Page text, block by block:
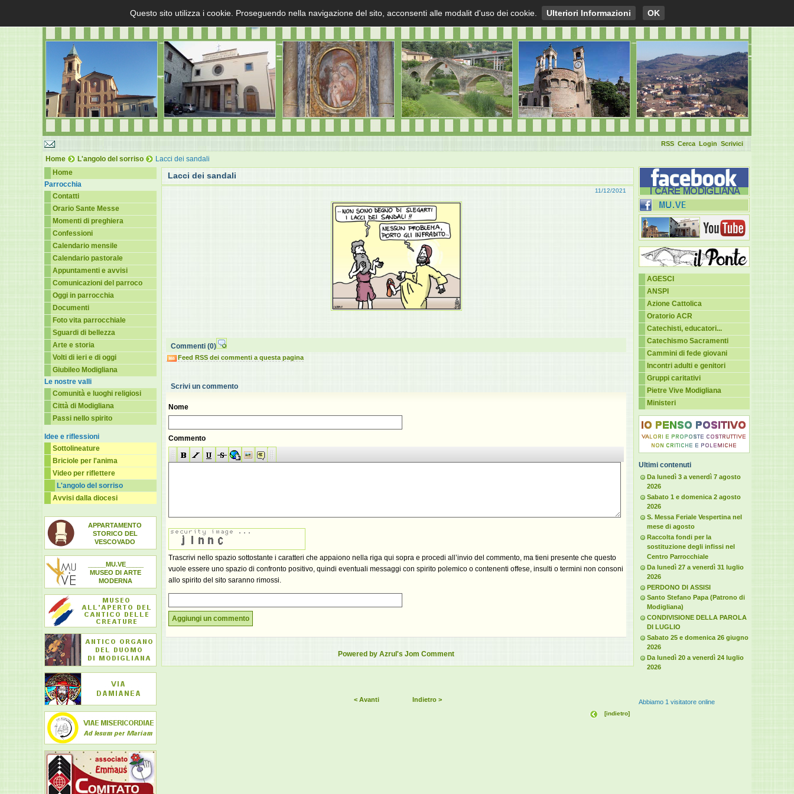
Scrivici
Login
Cerca
RSS
Home L'angolo del sorriso
Lacci dei sandali
Home
Parrocchia
Contatti
Orario Sante Messe
Momenti di preghiera
Confessioni
Calendario mensile
Calendario pastorale
Appuntamenti e avvisi
Comunicazioni del parroco
Oggi in parrocchia
Documenti
Foto vita parrocchiale
Sguardi di bellezza
Arte e storia
Volti di ieri e di oggi
Giubileo Modigliana
Le nostre valli
Comunità e luoghi religiosi
Città di Modigliana
Passi nello spirito
Idee e riflessioni
Sottolineature
Briciole per l'anima
Video per riflettere
L'angolo del sorriso
Avvisi dalla diocesi
APPARTAMENTO
STORICO DEL
VESCOVADO
_____MU.VE_____
MUSEO DI ARTE
MODERNA
Lacci dei sandali
11/12/2021
Commenti (0)
Feed RSS dei commenti a questa pagina
Scrivi un commento
Nome
Commento
Trascrivi nello spazio sottostante i caratteri che appaiono nella riga qui sopra e procedi all’invio del commento, ma tieni presente che questo
vuole essere uno spazio di confronto positivo, quindi eventuali messaggi con spirito polemico o contenenti offese, insulti o termini non consoni
allo spirito del sito saranno rimossi.
Aggiungi un commento
Powered by Azrul's Jom Comment
< Avanti Indietro >
[indietro]
AGESCI
ANSPI
Azione Cattolica
Oratorio ACR
Catechisti, educatori...
Catechismo Sacramenti
Cammini di fede giovani
Incontri adulti e genitori
Gruppi caritativi
Pietre Vive Modigliana
Ministeri
Ultimi contenuti
Da lunedì 3 a venerdì 7 agosto
2026
Sabato 1 e domenica 2 agosto
2026
S. Messa Feriale Vespertina nel
mese di agosto
Raccolta fondi per la
sostituzione degli infissi nel
Centro Parrocchiale
Da lunedì 27 a venerdì 31 luglio
2026
PERDONO DI ASSISI
Santo Stefano Papa (Patrono di
Modigliana)
CONDIVISIONE DELLA PAROLA
DI LUGLIO
Sabato 25 e domenica 26 giugno
2026
Da lunedì 20 a venerdì 24 luglio
2026
Abbiamo 1 visitatore online
Questo sito utilizza i cookie. Proseguendo nella navigazione del sito, acconsenti alle modalit d'uso dei cookie. Ulteriori Informazioni OK